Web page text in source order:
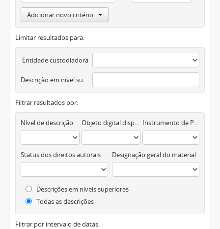
Adicionar novo critério
Limitar resultados para:
Entidade custodiadora
Descrição em nível superior
Filtrar resultados por:
Nível de descrição Objeto digital disponível Instrumento de Pesquisa
Status dos direitos autorais Designação geral do material
Descrições em níveis superiores
Todas as descrições
Filtrar por intervalo de datas: